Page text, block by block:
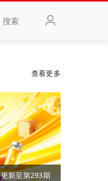
搜索
查看更多
更新至第293期